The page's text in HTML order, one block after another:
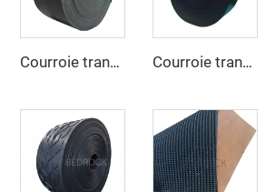
Courroie transporteuse EP – Résistante, antidérapante, résistante à la chaleur pour la manutention industrielle de matériaux Courroie transporteuse en caoutchouc de haute qualité et à prix avantageux, 4 plis, largeur 800 mm, courroie transporteuse EP pour l’exploitation minière, les carrières et les concasseurs de pierres